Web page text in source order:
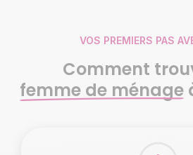
VOS PREMIERS PAS
Comment
femme de ménage